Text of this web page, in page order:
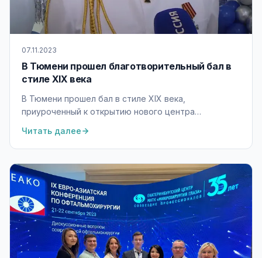
07.11.2023
В Тюмени прошел благотворительный бал в
стиле XIX века
В Тюмени прошел бал в стиле XIX века,
приуроченный к открытию нового центра
платьях и праздничных костюмах на паркет вышли
врачи-офтальмологи.
Читать далее